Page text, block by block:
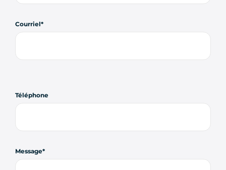
Courriel
Téléphone
Message